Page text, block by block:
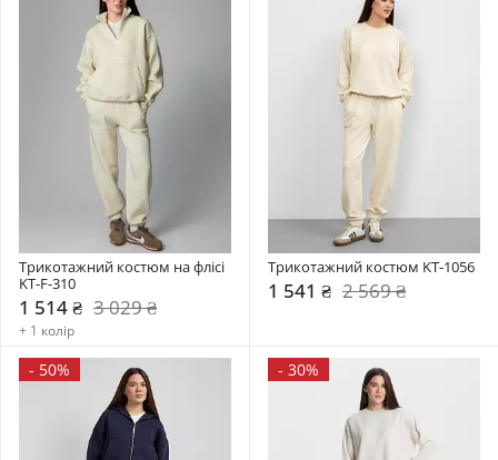
Трикотажний костюм на флісі
KT-F-310
1 514 ₴ 3 029 ₴
+ 1 колір
Трикотажний костюм KT-1056
1 541 ₴ 2 569 ₴
- 50% - 30%